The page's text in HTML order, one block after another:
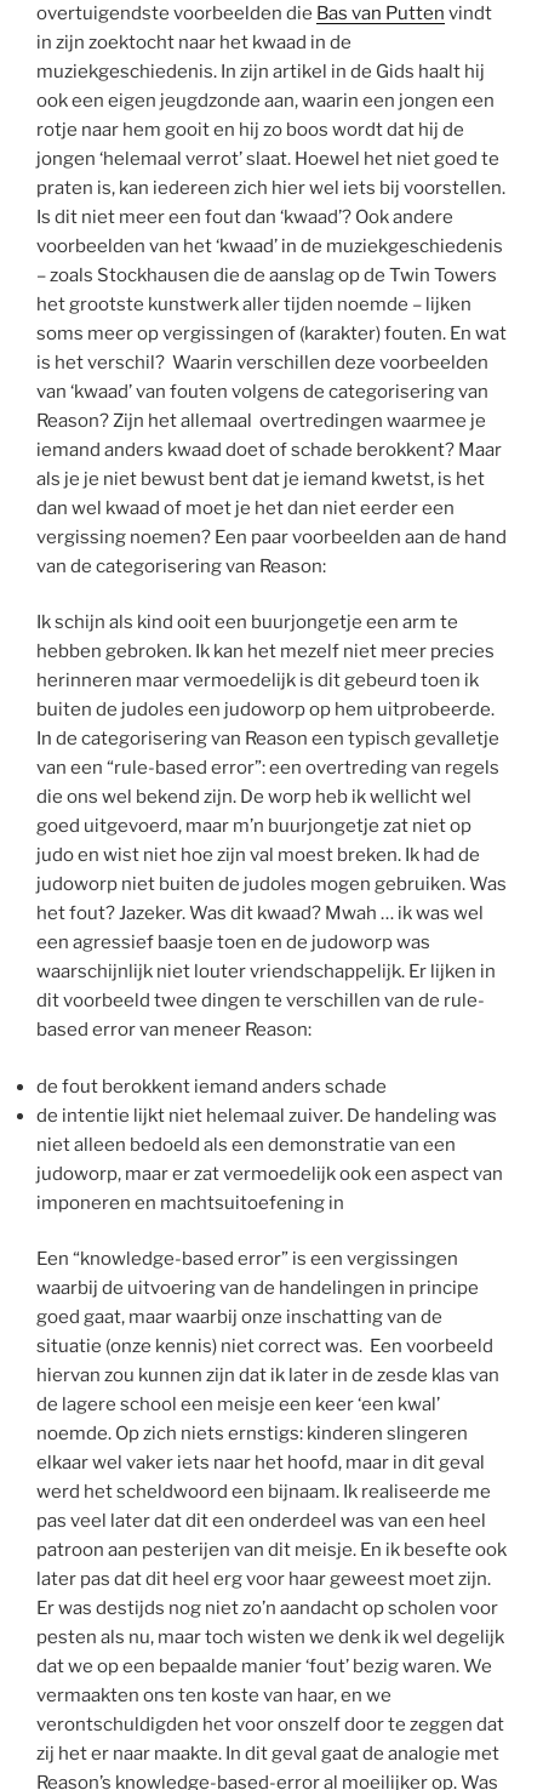
overtuigendste voorbeelden die Bas van Putten vindt
in zijn zoektocht naar het kwaad in de
muziekgeschiedenis. In zijn artikel in de Gids haalt hij
ook een eigen jeugdzonde aan, waarin een jongen een
rotje naar hem gooit en hij zo boos wordt dat hij de
jongen ‘helemaal verrot’ slaat. Hoewel het niet goed te
praten is, kan iedereen zich hier wel iets bij voorstellen.
Is dit niet meer een fout dan ‘kwaad’? Ook andere
voorbeelden van het ‘kwaad’ in de muziekgeschiedenis
– zoals Stockhausen die de aanslag op de Twin Towers
het grootste kunstwerk aller tijden noemde – lijken
soms meer op vergissingen of (karakter) fouten. En wat
is het verschil? Waarin verschillen deze voorbeelden
van ‘kwaad’ van fouten volgens de categorisering van
Reason? Zijn het allemaal overtredingen waarmee je
iemand anders kwaad doet of schade berokkent? Maar
als je je niet bewust bent dat je iemand kwetst, is het
dan wel kwaad of moet je het dan niet eerder een
vergissing noemen? Een paar voorbeelden aan de hand
van de categorisering van Reason:
Ik schijn als kind ooit een buurjongetje een arm te
hebben gebroken. Ik kan het mezelf niet meer precies
herinneren maar vermoedelijk is dit gebeurd toen ik
buiten de judoles een judoworp op hem uitprobeerde.
In de categorisering van Reason een typisch gevalletje
van een “rule-based error”: een overtreding van regels
die ons wel bekend zijn. De worp heb ik wellicht wel
goed uitgevoerd, maar m’n buurjongetje zat niet op
judo en wist niet hoe zijn val moest breken. Ik had de
judoworp niet buiten de judoles mogen gebruiken. Was
het fout? Jazeker. Was dit kwaad? Mwah … ik was wel
een agressief baasje toen en de judoworp was
waarschijnlijk niet louter vriendschappelijk. Er lijken in
dit voorbeeld twee dingen te verschillen van de rule-
based error van meneer Reason:
de fout berokkent iemand anders schade
de intentie lijkt niet helemaal zuiver. De handeling was
niet alleen bedoeld als een demonstratie van een
judoworp, maar er zat vermoedelijk ook een aspect van
imponeren en machtsuitoefening in
Een “knowledge-based error” is een vergissingen
waarbij de uitvoering van de handelingen in principe
goed gaat, maar waarbij onze inschatting van de
situatie (onze kennis) niet correct was. Een voorbeeld
hiervan zou kunnen zijn dat ik later in de zesde klas van
de lagere school een meisje een keer ‘een kwal’
noemde. Op zich niets ernstigs: kinderen slingeren
elkaar wel vaker iets naar het hoofd, maar in dit geval
werd het scheldwoord een bijnaam. Ik realiseerde me
pas veel later dat dit een onderdeel was van een heel
patroon aan pesterijen van dit meisje. En ik besefte ook
later pas dat dit heel erg voor haar geweest moet zijn.
Er was destijds nog niet zo’n aandacht op scholen voor
pesten als nu, maar toch wisten we denk ik wel degelijk
dat we op een bepaalde manier ‘fout’ bezig waren. We
vermaakten ons ten koste van haar, en we
verontschuldigden het voor onszelf door te zeggen dat
zij het er naar maakte. In dit geval gaat de analogie met
Reason’s knowledge-based-error al moeilijker op. Was